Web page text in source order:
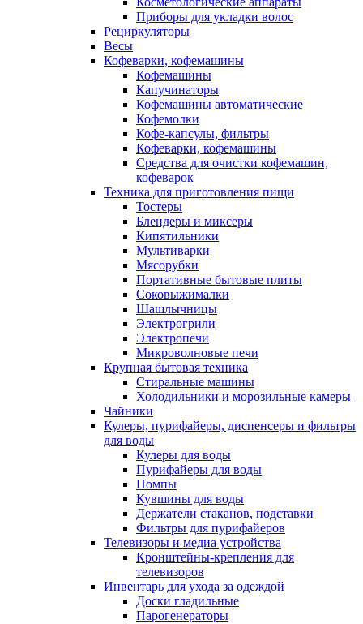
Приборы для укладки волос
Рециркуляторы
Весы
Кофеварки, кофемашины
Кофемашины
Капучинаторы
Кофемашины автоматические
Кофемолки
Кофе-капсулы, фильтры
Кофеварки, кофемашины
Средства для очистки кофемашин,
кофеварок
Техника для приготовления пищи
Тостеры
Блендеры и миксеры
Кипятильники
Мультиварки
Мясорубки
Портативные бытовые плиты
Соковыжималки
Шашлычницы
Электрогрили
Электропечи
Микроволновые печи
Крупная бытовая техника
Стиральные машины
Холодильники и морозильные камеры
Чайники
Кулеры, пурифайеры, диспенсеры и фильтры
для воды
Кулеры для воды
Пурифайеры для воды
Помпы
Кувшины для воды
Держатели стаканов, подставки
Фильтры для пурифайеров
Телевизоры и медиа устройства
Кронштейны-крепления для
телевизоров
Инвентарь для ухода за одеждой
Доски гладильные
Парогенераторы